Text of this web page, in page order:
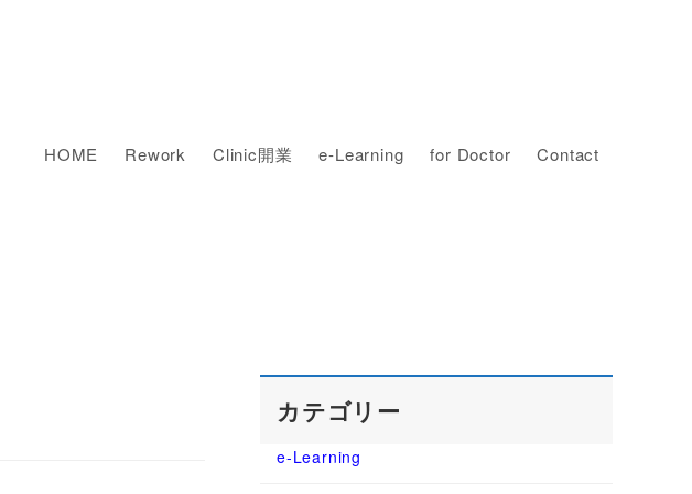
HOME Rework Clinic開業 e-Learning for Doctor Contact
カテゴリー
e-Learning